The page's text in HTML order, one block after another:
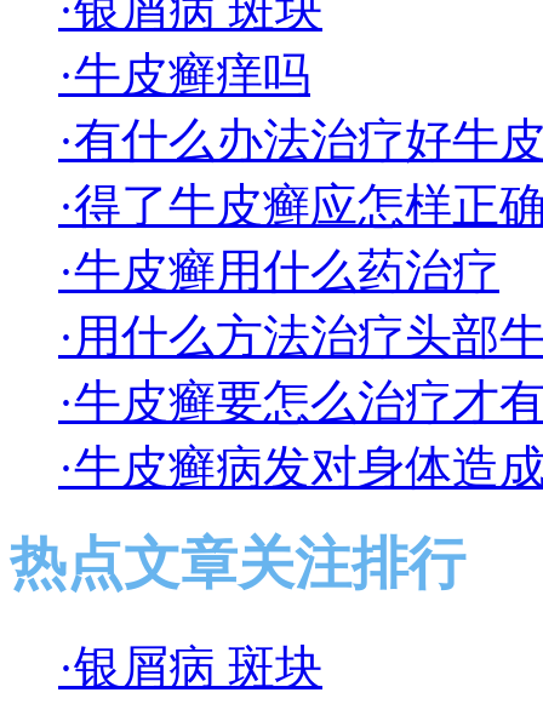
·牛皮癣痒吗
·有什么办法治疗好牛
·得了牛皮癣应怎样正
·牛皮癣用什么药治疗
·用什么方法治疗头部
·牛皮癣要怎么治疗才
·牛皮癣病发对身体造
热点文章关注排行
·银屑病 斑块